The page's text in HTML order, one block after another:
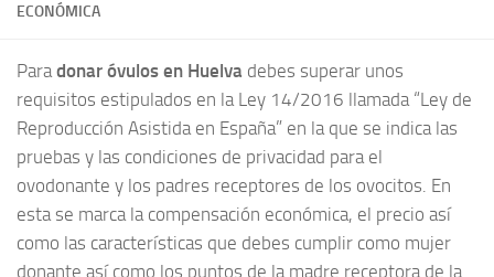
Infecciones
Anticonceptivos
Vaginales
Probióticos
Óvulos de Progesterona
Donación de óvulos
ECONÓMICA
Paradonar óvulos en Huelva debes superar unos
requisitos estipulados en la Ley 14/2016 llamada “Ley de
Reproducción Asistida en España” en la que se indica las
pruebas y las condiciones de privacidad para el
ovodonante y los padres receptores de los ovocitos. En
esta se marca la compensación económica, el precio así
como las características que debes cumplir como mujer
donante así como los puntos de la madre receptora de la